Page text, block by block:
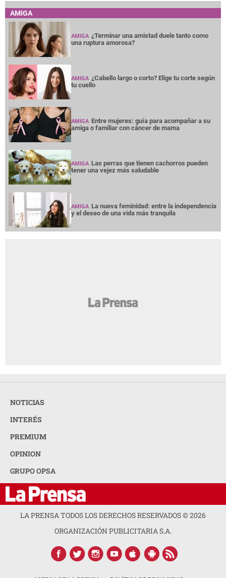
AMIGA
AMIGA ¿Terminar una amistad duele tanto como
una ruptura amorosa?
AMIGA ¿Cabello largo o corto? Elige tu corte según
tu cuello
AMIGA Entre mujeres: guía para acompañar a su
amiga o familiar con cáncer de mama
AMIGA Las perras que tienen cachorros pueden
tener una vejez más saludable
AMIGA La nueva feminidad: entre la independencia
y el deseo de una vida más tranquila
NOTICIAS
INTERÉS
PREMIUM
OPINION
GRUPO OPSA
LA PRENSA TODOS LOS DERECHOS RESERVADOS ©2026
ORGANIZACIÓN PUBLICITARIA S.A.